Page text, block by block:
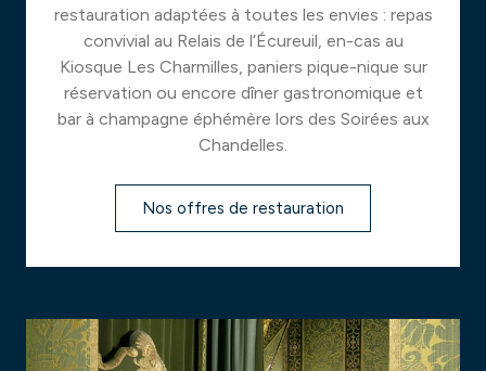
restauration adaptées à toutes les envies : repas
convivial au Relais de l’Écureuil, en-cas au
Kiosque Les Charmilles, paniers pique-nique sur
réservation ou encore dîner gastronomique et
bar à champagne éphémère lors des Soirées aux
Chandelles.
Nos offres de restauration